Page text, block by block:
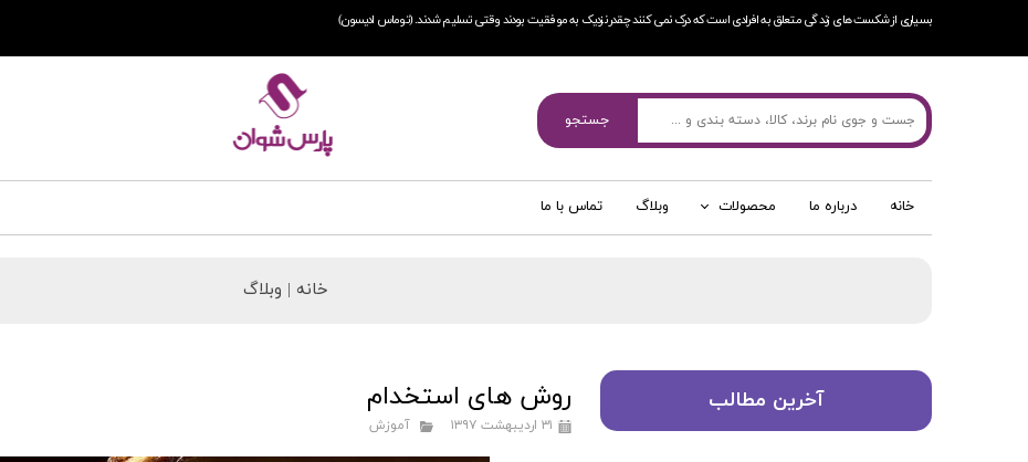
جستجو
بسیاری از شکست های زندگی متعلق به افرادی است که درک نمی کنند چقدر نزدیک به موفقیت بودند وقتی تسلیم شدند. (توماس ادیسون)
خانه درباره ما محصولات وبلاگ تماس با ما
خانه | وبلاگ
روش های استخدام
۳۱ اردیبهشت ۱۳۹۷ آموزش
آخرین مطالب